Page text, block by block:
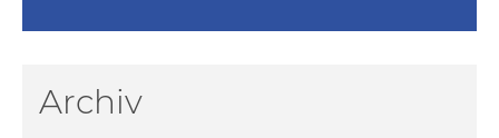
Archiv